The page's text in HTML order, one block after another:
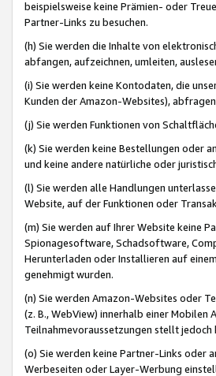
beispielsweise keine Prämien- oder
Partner-Links zu besuchen.
(h) Sie werden die Inhalte von
abfangen, aufzeichnen, umleiten,
(i) Sie werden keine Kontodaten, die
Kunden der Amazon-Websites),
(j) Sie werden Funktionen von
(k) Sie werden keine Bestellungen oder
und keine andere natürliche oder
(l) Sie werden alle Handlungen
Website, auf der Funktionen oder
(m) Sie werden auf Ihrer Website keine
Spionagesoftware, Schadsoftware,
Herunterladen oder Installieren auf
genehmigt wurden.
(n) Sie werden Amazon-Websites oder
(z. B., WebView) innerhalb einer
Teilnahmevoraussetzungen stellt
(o) Sie werden keine Partner-Links oder
Werbeseiten oder Layer-Werbung